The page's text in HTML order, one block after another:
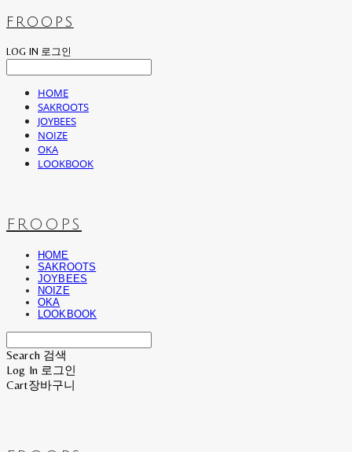
FROOPS
LOG IN 로그인
HOME
SAKROOTS
JOYBEES
NOIZE
OKA
LOOKBOOK
FROOPS
HOME
SAKROOTS
JOYBEES
NOIZE
OKA
LOOKBOOK
Search 검색
Log In 로그인
Cart장바구니